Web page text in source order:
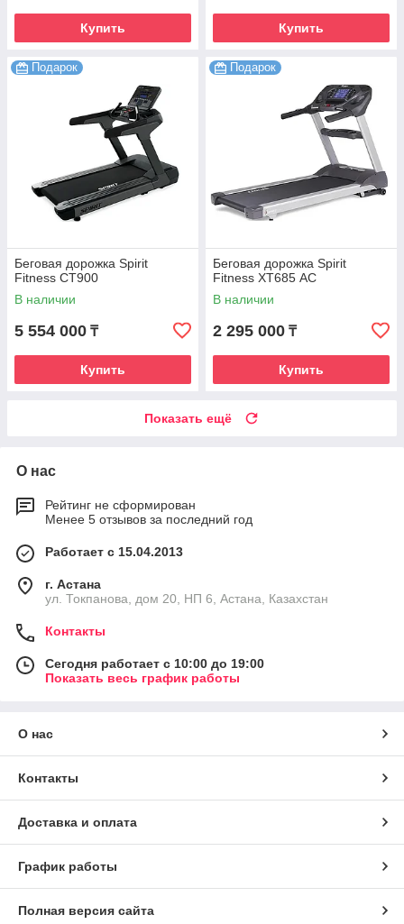
Купить Купить
Подарок
Беговая дорожка Spirit
Fitness CT900
В наличии
5 554 000 ₸
Купить
Подарок
Беговая дорожка Spirit
Fitness XT685 АC
В наличии
2 295 000 ₸
Купить
Показать ещё
О нас
Рейтинг не сформирован
Менее 5 отзывов за последний год
Работает с 15.04.2013
г. Астана
ул. Токпанова, дом 20, НП 6, Астана, Казахстан
Контакты
Сегодня работает с 10:00 до 19:00
Показать весь график работы
О нас
Контакты
Доставка и оплата
График работы
Полная версия сайта